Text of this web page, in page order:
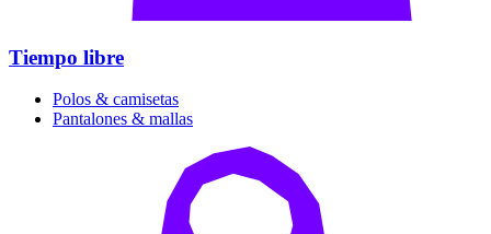
Tiempo libre
Polos & camisetas
Pantalones & mallas